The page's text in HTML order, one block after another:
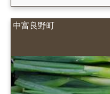
中富良野町